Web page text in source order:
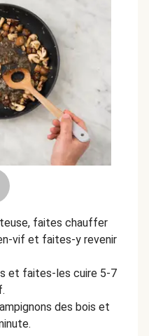
faites chauffer
vif et faites-y revenir
et faites-les cuire 5-7
des bois et